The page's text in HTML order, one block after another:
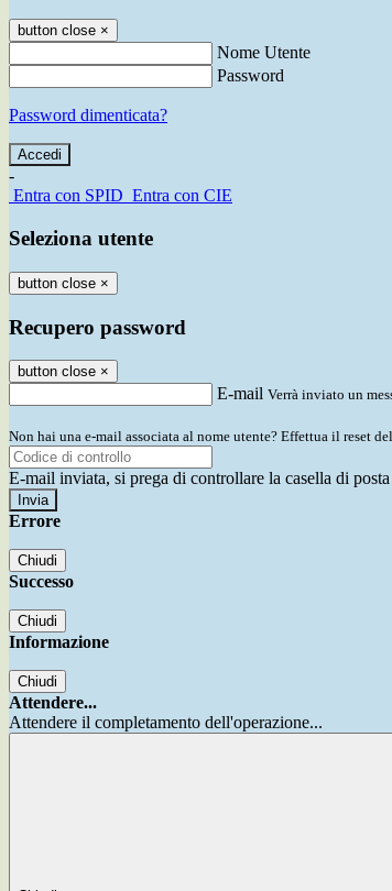
button close ×
Nome Utente
Password
Password dimenticata?
-
Entra con SPID Entra con CIE
Seleziona utente
button close ×
Recupero password
button close ×
E-mail Verrà inviato un
Non hai una e-mail associata al nome utente? Effettua il reset
E-mail inviata, si prega di controllare la casella di
Errore
Chiudi
Successo
Chiudi
Informazione
Chiudi
Attendere...
Attendere il completamento dell'operazione...